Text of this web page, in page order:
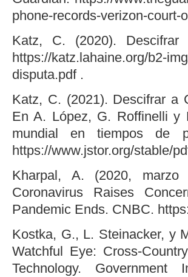
phone-records-verizon-court-
Katz, C. (2020).
https://katz.lahaine.org/b2-
disputa.pdf .
Katz, C. (2021). Descifrar a
En A. López, G. Roffinelli y
mundial en tiempos de
https://www.jstor.org/stable/
Kharpal, A. (2020,
Coronavirus Raises
Pandemic Ends. CNBC.
Kostka, G., L. Steinacker, y
Watchful Eye: Cross-
Technology. Government